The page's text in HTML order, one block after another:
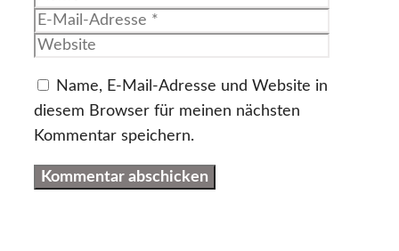
Name, E-Mail-Adresse und Website in
diesem Browser für meinen nächsten
Kommentar speichern.